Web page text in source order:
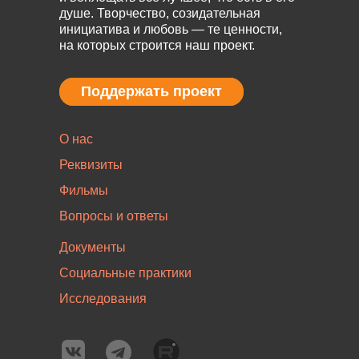
душе. Творчество, созидательная
инициатива и любовь — те ценности,
на которых строится наш проект.
Документы
Социальные практики
Исследования
О нас
Реквизиты
Фильмы
Вопросы и ответы
Поддержать проект
Поддержать проект